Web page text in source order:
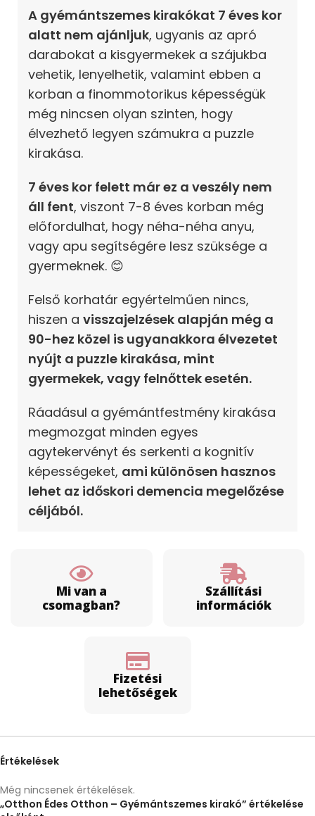
A gyémántszemes kirakókat 7 éves kor
alatt nem ajánljuk, ugyanis az apró
darabokat a kisgyermekek a szájukba
vehetik, lenyelhetik, valamint ebben a
korban a finommotorikus képességük
még nincsen olyan szinten, hogy
élvezhető legyen számukra a puzzle
kirakása.
7 éves kor felett már ez a veszély nem
áll fent, viszont 7-8 éves korban még
előfordulhat, hogy néha-néha anyu,
vagy apu segítségére lesz szüksége a
gyermeknek. 😊
Felső korhatár egyértelműen nincs,
hiszen a visszajelzések alapján még a
90-hez közel is ugyanakkora élvezetet
nyújt a puzzle kirakása, mint
gyermekek, vagy felnőttek esetén.
Ráadásul a gyémántfestmény kirakása
megmozgat minden egyes
agytekervényt és serkenti a kognitív
képességeket, ami különösen hasznos
lehet az időskori demencia megelőzése
céljából.
Mi van a
csomagban?
Szállítási
információk
Fizetési
lehetőségek
Értékelések
Még nincsenek értékelések.
„Otthon Édes Otthon – Gyémántszemes kirakó” értékelése